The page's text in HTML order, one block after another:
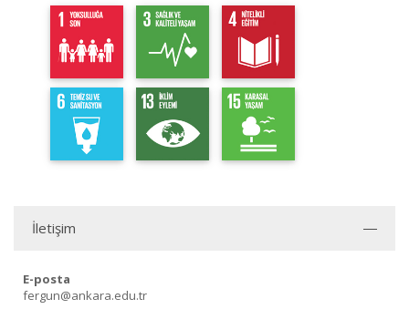
İletişim
E-posta
fergun@ankara.edu.tr